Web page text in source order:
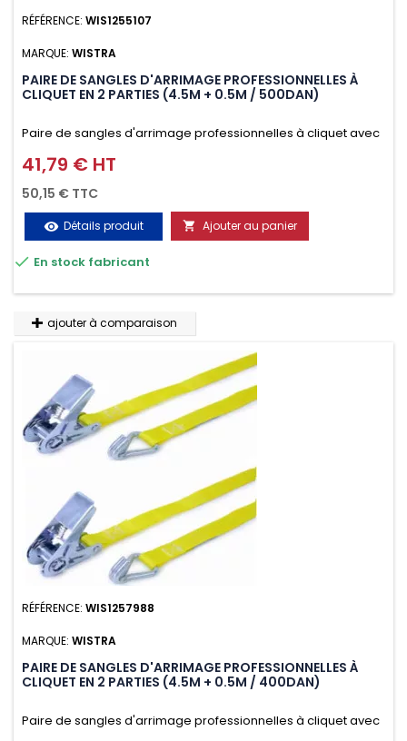
RÉFÉRENCE: WIS1255107
MARQUE: WISTRA
PAIRE DE SANGLES D'ARRIMAGE PROFESSIONNELLES À
CLIQUET EN 2 PARTIES (4.5M + 0.5M / 500DAN)
Paire de sangles d'arrimage professionnelles à cliquet avec
crochet en 2 parties (4.5M + 0.5M / 500daN), simple et rapide
d'utilisation. Permet d'arrimer et de sécuriser vos
chargements pendant le transport. Matière polyester très
résistante aux UV et aux variations de températures,
n'absorbe pas l'eau.
Prix
41,79 € HT
50,15 € TTC
visibility Détails produit  Ajouter au panier
 En stock fabricant
ajouter à comparaison
RÉFÉRENCE: WIS1257988
MARQUE: WISTRA
PAIRE DE SANGLES D'ARRIMAGE PROFESSIONNELLES À
CLIQUET EN 2 PARTIES (4.5M + 0.5M / 400DAN)
Paire de sangles d'arrimage professionnelles à cliquet avec